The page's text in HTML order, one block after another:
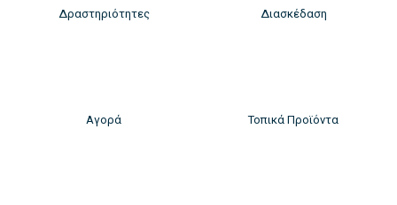
Δραστηριότητες Διασκέδαση
Αγορά Τοπικά Προϊόντα